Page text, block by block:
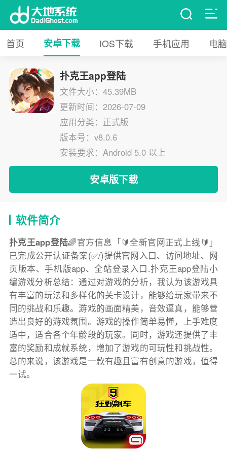
首页 安卓下载 IOS下载 手机应用 电
扑克王app登陆
文件大小：45.39MB
更新时间：2026-07-09
应用分类：正式版
版本号：v8.0.6
安装要求：Android 5.0 以上
安卓版下载
软件简介
扑克王app登陆🌈官方信息「🔰全新官网正式上线🔰」
已完成公开认证备案(✅/)提供官网入口、访问地址、网
页版本、手机版app、全站登录入口.扑克王app登陆小
编游戏分析总结：通过对游戏的分析，我认为该游戏具
有丰富的玩法和多样化的关卡设计，能够给玩家带来不
同的挑战和乐趣。游戏的画面精美，音效逼真，能够营
造出良好的游戏氛围。游戏的操作简单易懂，上手难度
适中，适合各个年龄段的玩家。同时，游戏还提供了丰
富的奖励和成就系统，增加了游戏的可玩性和挑战性。
总的来说，该游戏是一款有趣且富有创意的游戏，值得
一试。